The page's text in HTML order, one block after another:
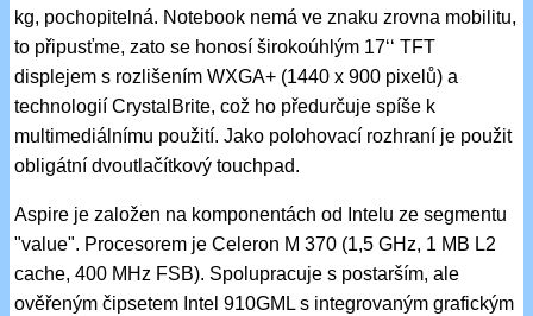
kg, pochopitelná. Notebook nemá ve znaku zrovna mobilitu,
to připusťme, zato se honosí širokoúhlým 17‘‘ TFT
displejem s rozlišením WXGA+ (1440 x 900 pixelů) a
technologií CrystalBrite, což ho předurčuje spíše k
multimediálnímu použití. Jako polohovací rozhraní je použit
obligátní dvoutlačítkový touchpad.
Aspire je založen na komponentách od Intelu ze segmentu
"value". Procesorem je Celeron M 370 (1,5 GHz, 1 MB L2
cache, 400 MHz FSB). Spolupracuje s postarším, ale
ověřeným čipsetem Intel 910GML s integrovaným grafickým